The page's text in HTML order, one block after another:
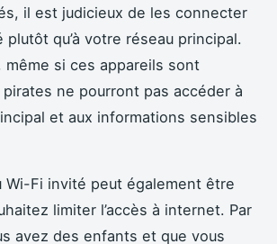
il est judicieux de les connecter
plutôt qu’à votre réseau principal.
si ces appareils sont
ne pourront pas accéder à
et aux informations sensibles
Wi-Fi invité peut également être
limiter l’accès à internet. Par
avez des enfants et que vous